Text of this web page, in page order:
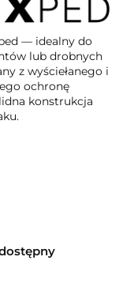
— idealny do
lub drobnych
z wyściełanego i
ochronę
konstrukcja